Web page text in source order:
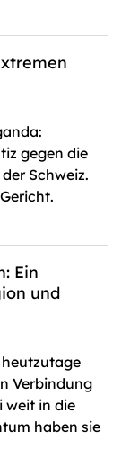
gegen die
Schweiz.
Ein
und
heutzutage
Verbindung
weit in die
haben sie